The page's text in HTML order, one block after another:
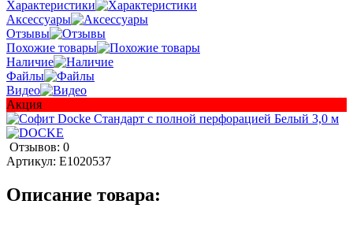
Характеристики
Аксессуары
Отзывы
Похожие товары
Наличие
Файлы
Видео
Акция
Отзывов: 0
Артикул: E1020537
Описание товара: